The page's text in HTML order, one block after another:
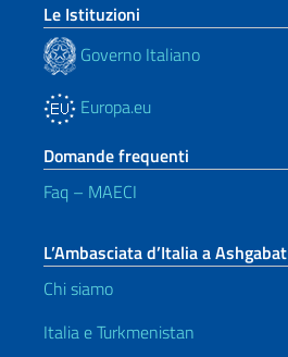
Le Istituzioni
Governo Italiano
Europa.eu
Domande frequenti
Faq – MAECI
L’Ambasciata d’Italia a Ashgabat
Chi siamo
Italia e Turkmenistan